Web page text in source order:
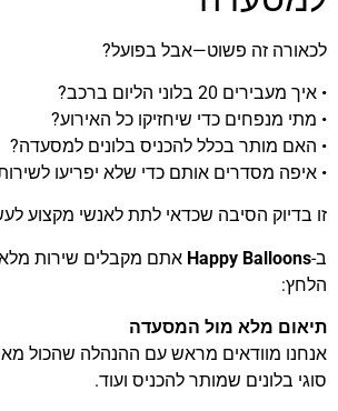
לכאורה זה פשוט—אבל בפועל?
• איך מעבירים 20 בלוני הליום ברכב?
• מתי מנפחים כדי שיחזיקו כל האירוע?
• האם מותר בכלל להכניס בלונים למסעדה?
• איפה מסדרים אותם כדי שלא יפריעו
זו בדיוק הסיבה שכדאי לתת לאנשי מקצוע
ב-Happy Balloons אתם מקבלים שירות
הלחץ:
תיאום מלא מול המסעדה
אנחנו מוודאים מראש עם ההנהלה שהכול
סוגי בלונים שמותר להכניס ועוד.